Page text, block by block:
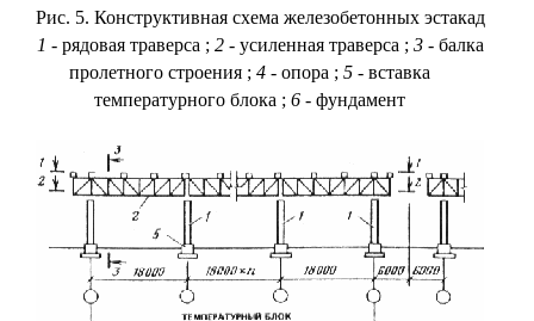
Рис. 5. Конструктивная схема железобетонных эстакад
1 - рядовая траверса ; 2- усиленная траверса ; 3- балка
пролетного строения ; 4- опора ; 5- вставка
температурного блока ; 6- фундамент